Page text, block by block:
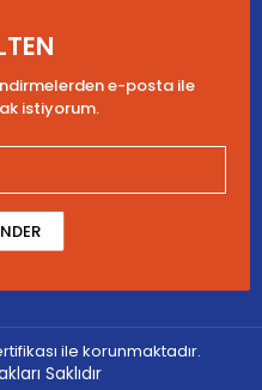
e-posta ile
istiyorum.
ile korunmaktadır.
Saklıdır